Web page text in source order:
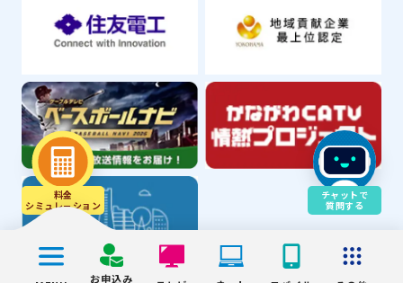
お申込み
料金
シミュレ－ション
チャットで
質問する